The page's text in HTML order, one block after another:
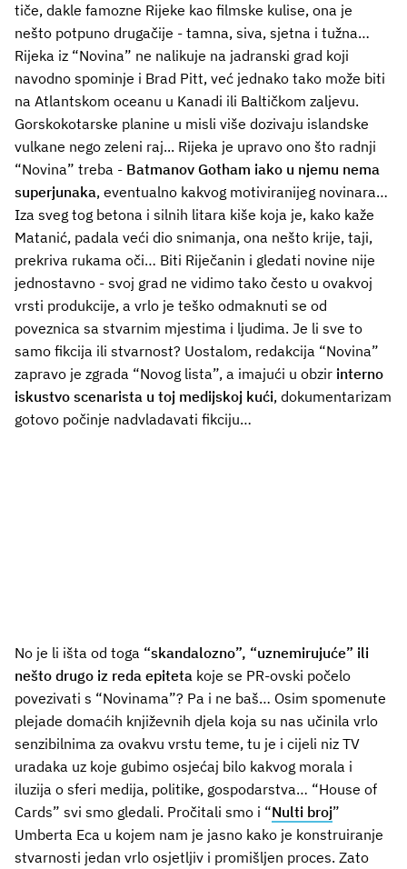
tiče, dakle famozne Rijeke kao filmske kulise, ona je
nešto potpuno drugačije - tamna, siva, sjetna i tužna…
Rijeka iz “Novina” ne nalikuje na jadranski grad koji
navodno spominje i Brad Pitt, već jednako tako može biti
na Atlantskom oceanu u Kanadi ili Baltičkom zaljevu.
Gorskokotarske planine u misli više dozivaju islandske
vulkane nego zeleni raj... Rijeka je upravo ono što radnji
“Novina” treba - Batmanov Gotham iako u njemu nema
superjunaka, eventualno kakvog motiviranijeg novinara…
Iza sveg tog betona i silnih litara kiše koja je, kako kaže
Matanić, padala veći dio snimanja, ona nešto krije, taji,
prekriva rukama oči… Biti Riječanin i gledati novine nije
jednostavno - svoj grad ne vidimo tako često u ovakvoj
vrsti produkcije, a vrlo je teško odmaknuti se od
poveznica sa stvarnim mjestima i ljudima. Je li sve to
samo fikcija ili stvarnost? Uostalom, redakcija “Novina”
zapravo je zgrada “Novog lista”, a imajući u obzir interno
iskustvo scenarista u toj medijskoj kući, dokumentarizam
gotovo počinje nadvladavati fikciju…
No je li išta od toga “skandalozno”, “uznemirujuće” ili
nešto drugo iz reda epiteta koje se PR-ovski počelo
povezivati s “Novinama”? Pa i ne baš… Osim spomenute
plejade domaćih književnih djela koja su nas učinila vrlo
senzibilnima za ovakvu vrstu teme, tu je i cijeli niz TV
uradaka uz koje gubimo osjećaj bilo kakvog morala i
iluzija o sferi medija, politike, gospodarstva… “House of
Cards” svi smo gledali. Pročitali smo i “Nulti broj”
Umberta Eca u kojem nam je jasno kako je konstruiranje
stvarnosti jedan vrlo osjetljiv i promišljen proces. Zato